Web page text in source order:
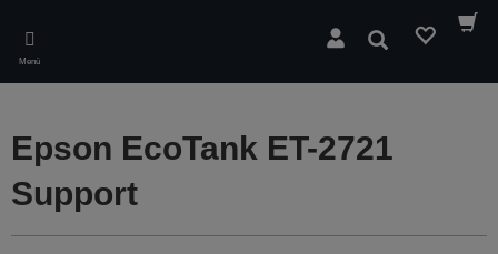
main
content
Menü
Suchen
Epson EcoTank ET-2721
Support